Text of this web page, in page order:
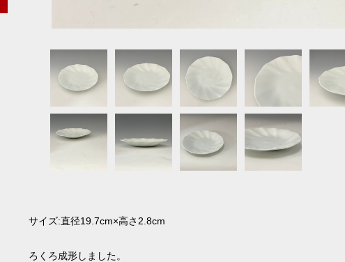
サイズ:直径19.7cm×高さ2.8cm
ろくろ成形しました。